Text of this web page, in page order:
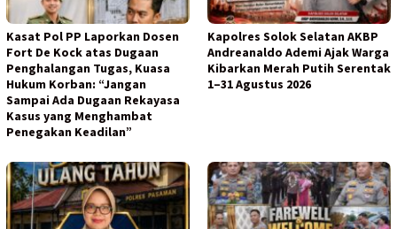
Kasat Pol PP Laporkan Dosen
Fort De Kock atas Dugaan
Penghalangan Tugas, Kuasa
Hukum Korban: “Jangan
Sampai Ada Dugaan Rekayasa
Kasus yang Menghambat
Penegakan Keadilan”
Kapolres Solok Selatan AKBP
Andreanaldo Ademi Ajak Warga
Kibarkan Merah Putih Serentak
1–31 Agustus 2026